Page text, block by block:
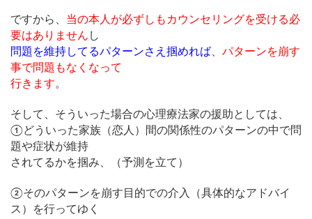
ですから、 当の本人が必ずしもカウンセリングを受ける必
要はありません し
問題を維持してるパターンさえ掴めれば
パターンを崩す
事で問題もなくなって
行きます。
そして、そういった場合の心理療法家の援助としては、
①どういった家族（恋人）間の関係性のパターンの中で問
題や症状が維持
されてるかを掴み、（予測を立て）
②そのパターンを崩す目的での介入（具体的なアドバイ
ス）を行ってゆく